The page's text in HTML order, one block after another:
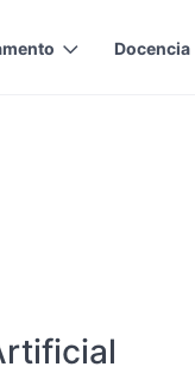
Docencia